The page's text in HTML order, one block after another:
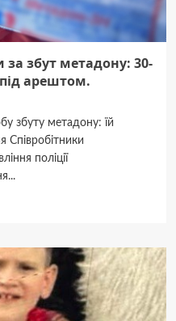
збут метадону: 30-
арештом.
збуту метадону: їй
Співробітники
поліції